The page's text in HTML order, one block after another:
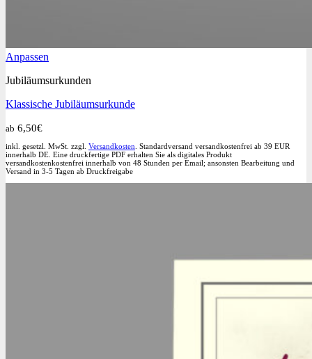
Anpassen
weist
Varianten
Optionen
können
auf
der
Jubiläumsurkunden
Klassische Jubiläumsurkunde
ab 6,50€
inkl. gesetzl. MwSt. zzgl. Versandkosten . Standardversand versandkostenfrei ab 39 EUR
innerhalb DE. Eine druckfertige PDF erhalten Sie als digitales Produkt
versandkostenkostenfrei innerhalb von 48 Stunden per Email; ansonsten Bearbeitung und
Versand in 3-5 Tagen ab Druckfreigabe